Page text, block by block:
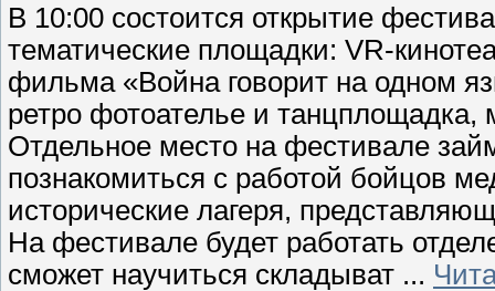
В 10:00 состоится открытие
тематические площадки: VR-
фильма «Война говорит на одном
ретро фотоателье и танцплощадка,
Отдельное место на фестивале
познакомиться с работой бойцов
исторические лагеря,
На фестивале будет работать
сможет научиться складыват ...